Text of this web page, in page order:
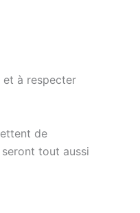
et à respecter
de
seront tout aussi